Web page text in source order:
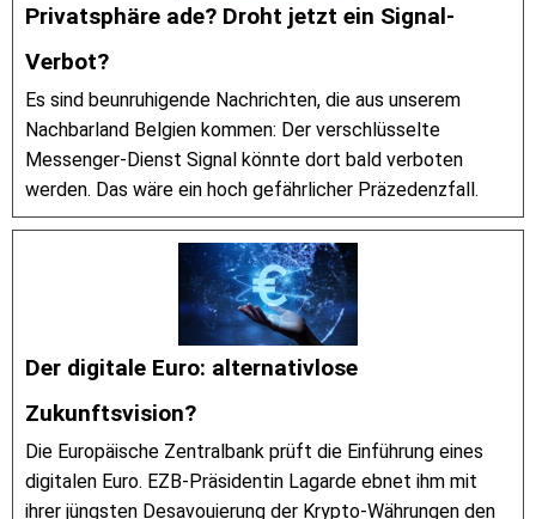
Privatsphäre ade? Droht jetzt ein Signal-
Verbot?
Es sind beunruhigende Nachrichten, die aus unserem
Nachbarland Belgien kommen: Der verschlüsselte
Messenger-Dienst Signal könnte dort bald verboten
werden. Das wäre ein hoch gefährlicher Präzedenzfall.
Der digitale Euro: alternativlose
Zukunftsvision?
Die Europäische Zentralbank prüft die Einführung eines
digitalen Euro. EZB-Präsidentin Lagarde ebnet ihm mit
ihrer jüngsten Desavouierung der Krypto-Währungen den